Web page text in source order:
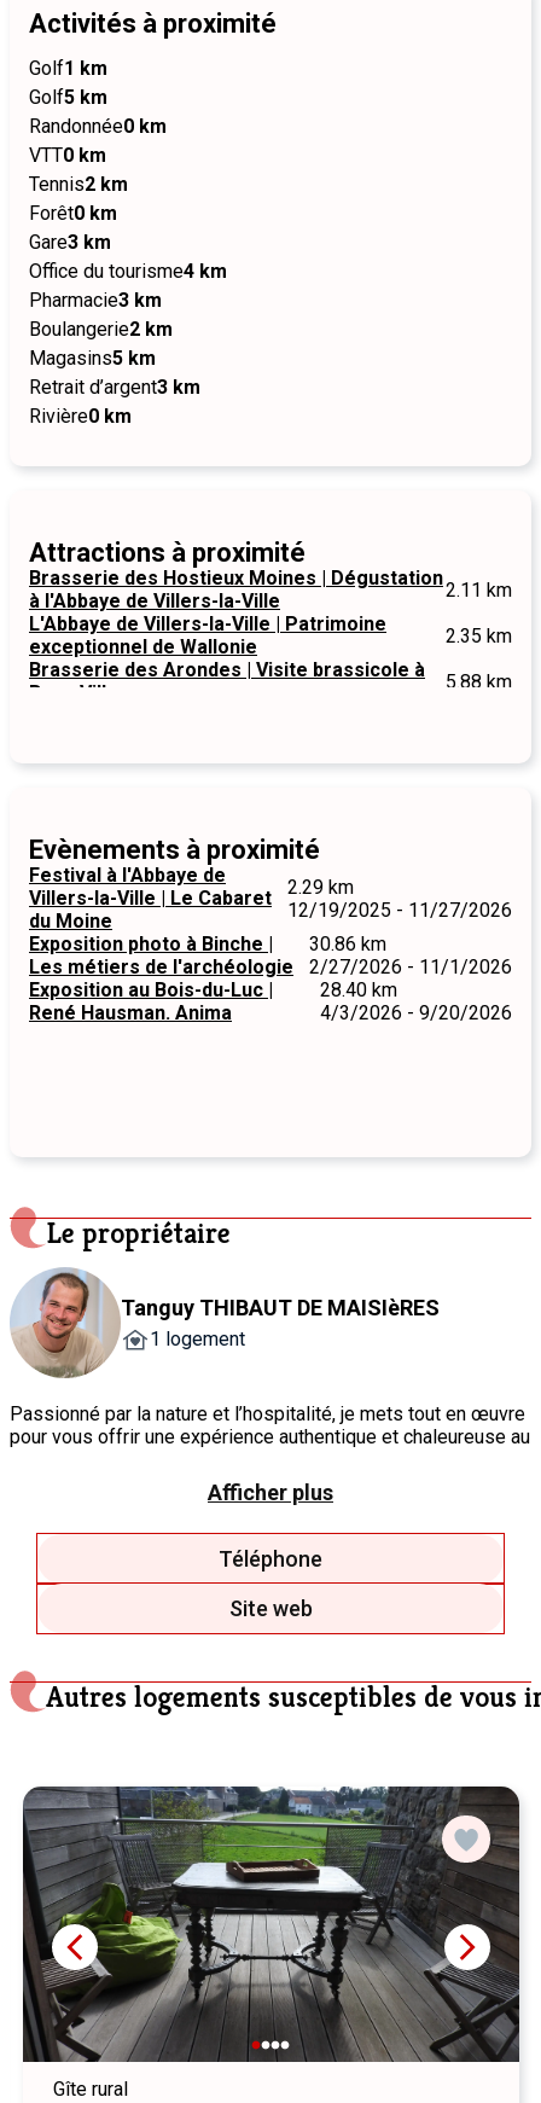
Activités à proximité
Golf1 km
Golf5 km
Randonnée0 km
VTT0 km
Tennis2 km
Forêt0 km
Gare3 km
Office du tourisme4 km
Pharmacie3 km
Boulangerie2 km
Magasins5 km
Retrait d’argent3 km
Rivière0 km
Attractions à proximité
Brasserie des Hostieux Moines | Dégustation
à l'Abbaye de Villers-la-Ville
2.11 km
L'Abbaye de Villers-la-Ville | Patrimoine
exceptionnel de Wallonie
2.35 km
Brasserie des Arondes | Visite brassicole à
Bons Villers
5.88 km
Evènements à proximité
Festival à l'Abbaye de
Villers-la-Ville | Le Cabaret
du Moine
2.29 km
12/19/2025 - 11/27/2026
Exposition photo à Binche |
Les métiers de l'archéologie
30.86 km
2/27/2026 - 11/1/2026
Exposition au Bois-du-Luc |
René Hausman. Anima
28.40 km
4/3/2026 - 9/20/2026
Le propriétaire
Tanguy THIBAUT DE MAISIèRES
1 logement
Passionné par la nature et l’hospitalité, je mets tout en œuvre
pour vous offrir une expérience authentique et chaleureuse au
cadre accueillant où vous êtes le bienvenu et vous pouvez
vous ressourcer pleinement. Avec une attention particulière
aux détails et un sens aigu de la convivialité, j’aspire à ce
votre séjour soit inoubliable..
Afficher plus
Téléphone
Site web
Autres logements susceptibles de vous
Gîte rural